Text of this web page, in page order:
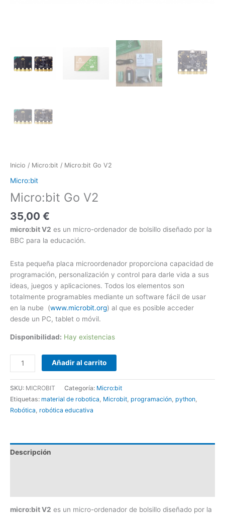
Inicio / Micro:bit / Micro:bit Go V2
Micro:bit
Micro:bit Go V2
35,00 €
micro:bit V2 es un micro-ordenador de bolsillo diseñado por la
BBC para la educación.
Esta pequeña placa microordenador proporciona capacidad de
programación, personalización y control para darle vida a sus
ideas, juegos y aplicaciones. Todos los elementos son
totalmente programables mediante un software fácil de usar
en la nube (www.microbit.org) al que es posible acceder
desde un PC, tablet o móvil.
Disponibilidad: Hay existencias
Añadir al carrito
SKU: MICROBIT Categoría: Micro:bit
Etiquetas: material de robotica Microbit programación python
Robótica robótica educativa
Descripción
micro:bit V2 es un micro-ordenador de bolsillo diseñado por la